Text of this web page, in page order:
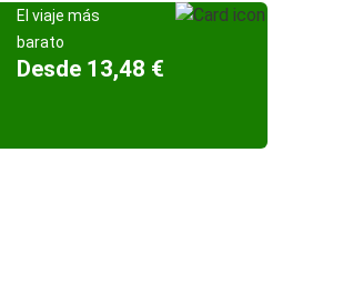
El viaje más
barato
Desde 13,48 €